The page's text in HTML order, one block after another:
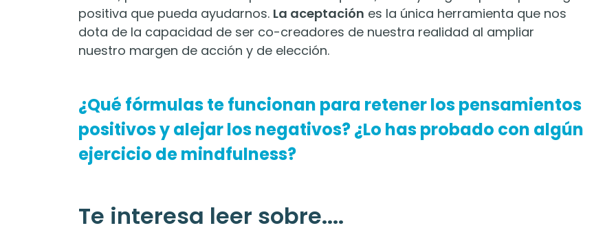
positiva que pueda ayudarnos. La aceptación es la única herramienta que nos
dota de la capacidad de ser co-creadores de nuestra realidad al ampliar
nuestro margen de acción y de elección.
¿Qué fórmulas te funcionan para retener los pensamientos
positivos y alejar los negativos? ¿Lo has probado con algún
ejercicio de mindfulness?
Te interesa leer sobre....